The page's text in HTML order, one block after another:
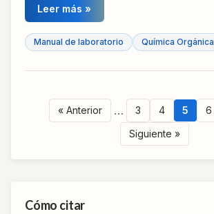
Leer más »
Manual de laboratorio Química Orgánica
« Anterior … 3 4 5 6
Siguiente »
Cómo citar